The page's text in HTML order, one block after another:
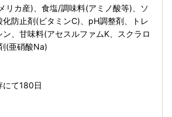
リカ産)、食塩/調味料(アミノ酸等)、ソ
化防止剤(ビタミンC)、pH調整剤、トレ
、甘味料(アセスルファムK、スクラロ
(亜硝酸Na)
にて180日